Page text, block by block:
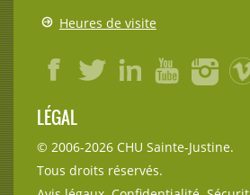
Heures de visite
LÉGAL
© 2006-2026CHU Sainte-Justine.
Tous droits réservés.